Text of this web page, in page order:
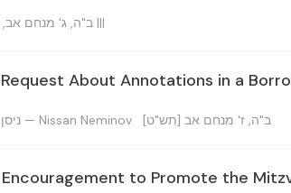
ב"ה, ג' מנחם אב, תש"ט |||
Request About Annotations in a
ניסן נמנוב — Nissan Neminov
ב"ה, ז' מנחם אב [תש"ט]
Encouragement to Promote the